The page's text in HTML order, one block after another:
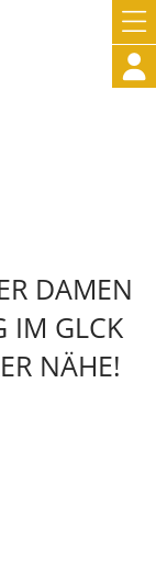

DAMEN
IM GLCK
NÄHE!